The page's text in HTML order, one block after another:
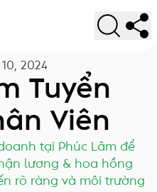
2024
Tuyển
Viên
tại Phúc Lâm để
lương & hoa hồng
rõ ràng và môi trường